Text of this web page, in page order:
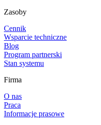
Zasoby
Cennik
Wsparcie techniczne
Blog
Program partnerski
Stan systemu
Firma
O nas
Praca
Informacje prasowe